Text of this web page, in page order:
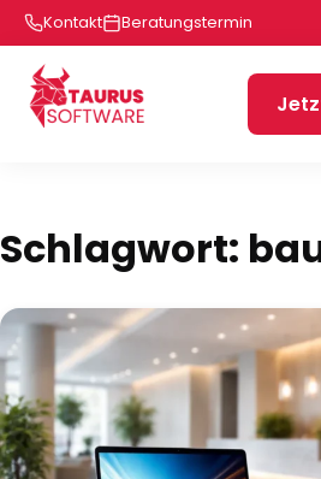
Kontakt Beratungstermin
Schlagwort: